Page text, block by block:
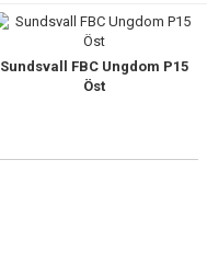
Sundsvall FBC Ungdom P15
Öst